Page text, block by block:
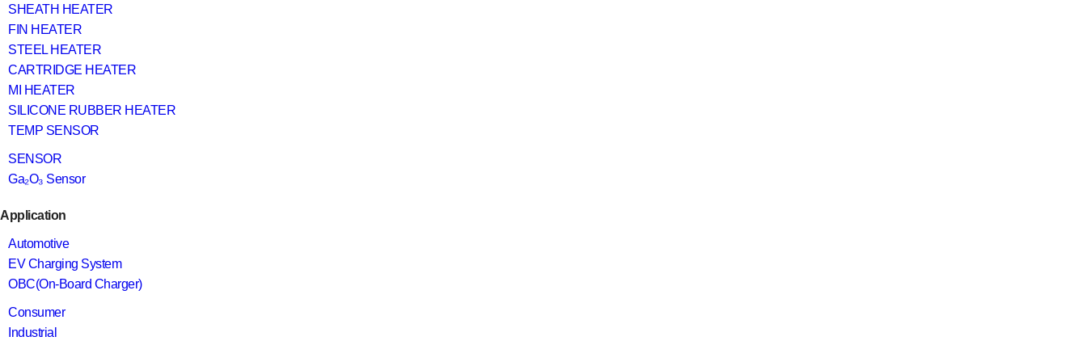
SHEATH HEATER
FIN HEATER
STEEL HEATER
CARTRIDGE HEATER
MI HEATER
SILICONE RUBBER HEATER
TEMP SENSOR
SENSOR
Ga₂O₃ Sensor
Application
Automotive
EV Charging System
OBC(On-Board Charger)
Consumer
Industrial